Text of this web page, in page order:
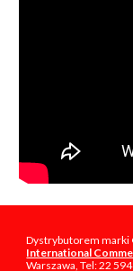
Dystrybutorem marki
International
Warszawa, Tel: 22